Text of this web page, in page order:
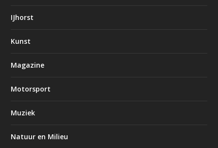
IJhorst
Kunst
Magazine
Motorsport
Muziek
Natuur en Milieu